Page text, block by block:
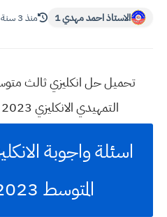
الاستاذ احمد مهدي 1 منذ 3 سنة
التمهيدي الانكليزي 2023 الثالث متوسط حلول
اسئلة واجوبة
المتوسط 2023 التمهيدي